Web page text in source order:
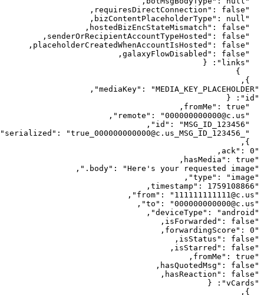
"
requiresDirectConnection " : false
,
"
bizContentPlaceholderType " : null
,
"
hostedBizEncStateMismatch " : false
,
"
senderOrRecipientAccountTypeHosted " : false
,
"
placeholderCreatedWhenAccountIsHosted " : false
,
"
galaxyFlowDisabled " : false
,
"
links
"
:
{
}
}
,
"
mediaKey" : "MEDIA_KEY_PLACEHOLDER
"
,
"
id
"
:
{
"
fromMe " : true
,
"
remote " : "000000000000@c.us
"
,
"
id " : "MSG_ID_123456
"
,
"
" : "true_000000000000@c.us_MSG_ID_123456
"
}
,
"
ack " : 0
,
"
hasMedia " : true
,
"
body" : "Here's your requested image.
"
,
"
type " : " image
"
,
"
timestamp " : 1759108866
,
"
from" : " 111111111111@c.us
"
,
"
to " : "000000000000@c.us
"
,
"
deviceType " : " android
"
,
"
isForwarded " : false
,
"
forwardingScore " : 0
,
"
isStatus " : false
,
"
isStarred " : false
,
"
fromMe " : true
,
"
hasQuotedMsg " : false
,
"
hasReaction " : false
,
"
vCards
"
:
{
}
,